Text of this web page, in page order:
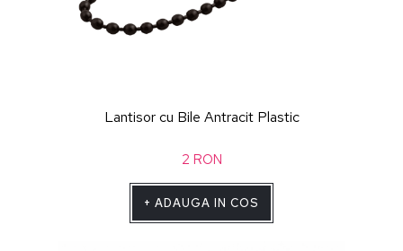
Lantisor cu Bile Antracit Plastic
2 RON
+ ADAUGA IN COS